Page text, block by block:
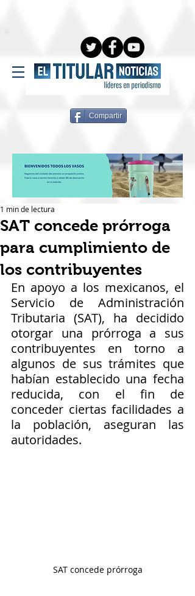
Compartir
SAT concede prórroga
para cumplimiento de
los contribuyentes
1 min de lectura
En apoyo a los mexicanos, el
Servicio de Administración
Tributaria (SAT), ha decidido
otorgar una prórroga a sus
contribuyentes en torno a
algunos de sus trámites que
habían establecido una fecha
reducida, con el fin de
conceder ciertas facilidades a
la población, aseguran las
autoridades.
SAT concede prórroga